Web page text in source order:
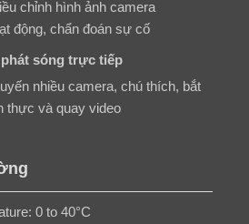
chỉnh hình ảnh camera
động, chẩn đoán sự cố
sóng trực tiếp
nhiều camera, chú thích, bắt
thực và quay video
0 to 40°C